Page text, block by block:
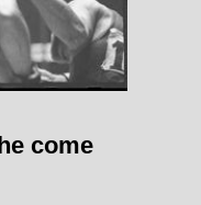
come